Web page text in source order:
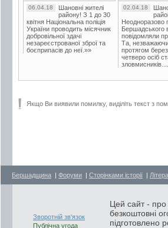
06.04.18
Шановні жителі
району! З 1 до 30
квітня Національна поліція
України проводить місячник
добровільної здачі
незареєстрованої зброї та
боєприпасів до неї.»»
02.04.18
Неодноразово
Бершадського
повідомляли
Та,
протягом
четверо осіб
Якщо Ви виявили помилку, виділіть текст з
Бершадщина | Форуми | Сторінками історії |
Зворотній зв'язок
Публічна угода
Цей сайт - про
безкоштовні
підготовлено